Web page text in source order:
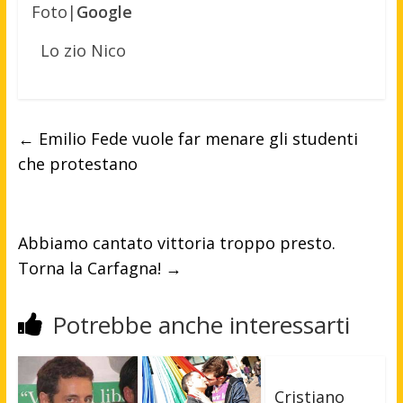
Foto| Google
Lo zio Nico
← Emilio Fede vuole far menare gli studenti
che protestano
Abbiamo cantato vittoria troppo presto.
Torna la Carfagna! →
Potrebbe anche interessarti
Cristiano